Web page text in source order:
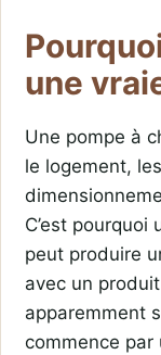
une
Une pompe à
le logement,
C’est
peut produire
avec un
apparemment
commence par